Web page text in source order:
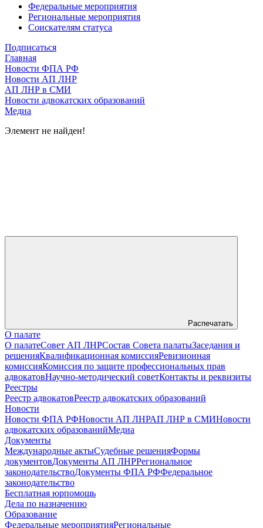
Федеральные мероприятия
Региональные мероприятия
Соискателям статуса
Подписаться
Главная
Новости ФПА РФ
Новости АП ЛНР
АП ЛНР в СМИ
Новости адвокатских образований
Медиа
Элемент не найден!
Распечатать
О палате
О палатеСовет АП ЛНРСостав Совета палатыЗаседания и
решенияКвалификационная комиссияРевизионная
комиссияКомиссия по защите профессиональных прав
адвокатовНаучно-методический советКонтакты и реквизиты
Реестры
Реестр адвокатовРеестр адвокатских образований
Новости
Новости ФПА РФНовости АП ЛНРАП ЛНР в СМИНовости
адвокатских образованийМедиа
Документы
Международные актыСудебные решенияФормы
документовДокументы АП ЛНРРегиональное
законодательствоДокументы ФПА РФФедеральное
законодательство
Бесплатная юрпомощь
Дела по назначению
Образование
Федеральные мероприятияРегиональные